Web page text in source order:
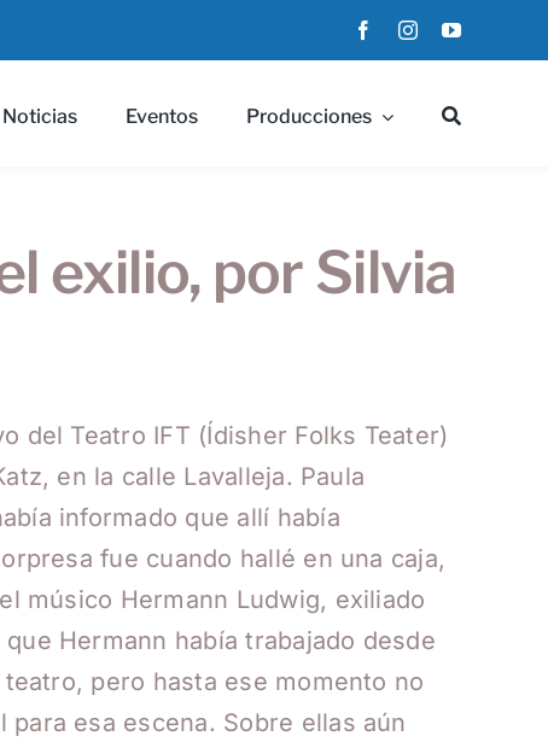
Noticias Eventos Producciones
exilio, por Silvia
del Teatro IFT (Ídisher Folks Teater)
en la calle Lavalleja. Paula
informado que allí había
fue cuando hallé en una caja,
músico Hermann Ludwig, exiliado
Hermann había trabajado desde
pero hasta ese momento no
esa escena. Sobre ellas aún